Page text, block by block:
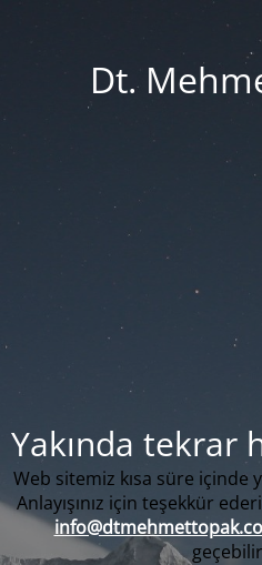
Dt.
Yakında tekrar
Web sitemiz kısa süre içinde
Anlayışınız için teşekkür